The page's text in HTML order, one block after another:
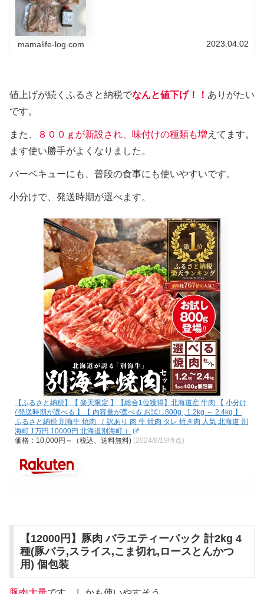
mamalife-log.com 2023.04.02
値上げが続くふるさと納税でなんと値下げ！！ ありがたい
です。
また、 ８００ｇが新設され、味付けの種類も増 えてます。
ます使い勝手がよくなりました。
バーベキューにも、普段の食事にも使いやすいです。
小分けで、発送時期が選べます。
【ふるさと納税】【 楽天限定 】【総合1位獲得】北海道産 牛肉 【 小分け
/ 発送時期が選べる 】【 内容量が選べる お試し800g , 1.2kg ～ 2.4kg 】
ふるさと納税 別海牛 焼肉 （ 訳あり 肉 牛 焼肉 タレ 焼き肉 人気 北海道 別
海町 1万円 10000円 北海道別海町 ）
価格：10,000円～（税込、送料無料) (2024/8/19時点)
【12000円】豚肉 バラエティーパック 計2kg 4
種(豚バラ,スライス,こま切れ,ロースとんかつ
用) 個包装